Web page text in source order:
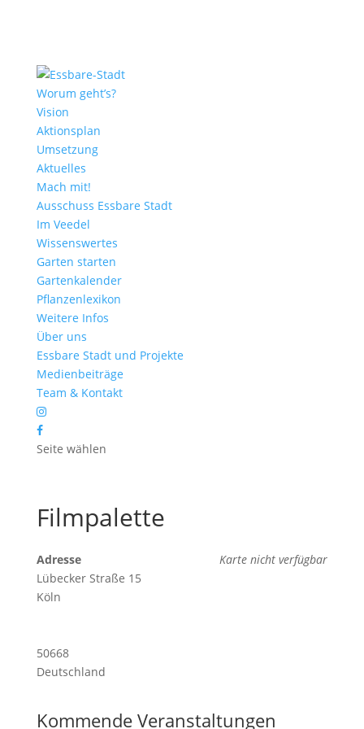
Worum geht’s?
Vision
Aktionsplan
Umsetzung
Aktuelles
Mach mit!
Ausschuss Essbare Stadt
Im Veedel
Wissenswertes
Garten starten
Gartenkalender
Pflanzenlexikon
Weitere Infos
Über uns
Essbare Stadt und Projekte
Medienbeiträge
Team & Kontakt
Seite wählen
Filmpalette
Karte nicht verfügbar
Adresse
Lübecker Straße 15
Köln
50668
Deutschland
Kommende Veranstaltungen